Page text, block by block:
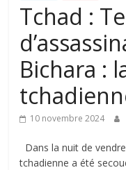
Tchad :
Bichara :
10 novembre 2024
Dans la nuit de
tchadienne a été